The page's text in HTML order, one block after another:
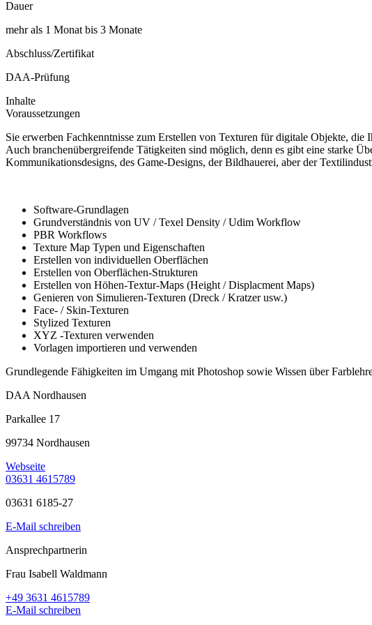
Dauer
mehr als 1 Monat bis 3 Monate
Abschluss/Zertifikat
DAA-Prüfung
Inhalte
Voraussetzungen
Sie erwerben Fachkenntnisse zum Erstellen von Texturen für digitale Objekte,
Auch branchenübergreifende Tätigkeiten sind möglich, denn es gibt eine starke
Kommunikationsdesigns, des Game-Designs, der Bildhauerei, aber der
Software-Grundlagen
Grundverständnis von UV / Texel Density / Udim Workflow
PBR Workflows
Texture Map Typen und Eigenschaften
Erstellen von individuellen Oberflächen
Erstellen von Oberflächen-Strukturen
Erstellen von Höhen-Textur-Maps (Height / Displacment Maps)
Genieren von Simulieren-Texturen (Dreck / Kratzer usw.)
Face- / Skin-Texturen
Stylized Texturen
XYZ -Texturen verwenden
Vorlagen importieren und verwenden
Grundlegende Fähigkeiten im Umgang mit Photoshop sowie Wissen über
DAA Nordhausen
Parkallee 17
99734 Nordhausen
Webseite
03631 4615789
03631 6185-27
E-Mail schreiben
Ansprechpartnerin
Frau Isabell Waldmann
+49 3631 4615789
E-Mail schreiben